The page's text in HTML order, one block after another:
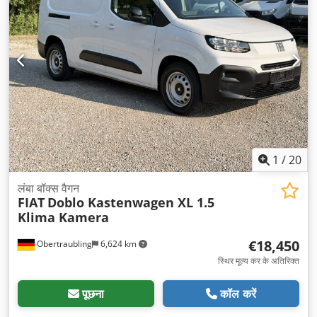
1 /20
Obertraubling 6,624 km
लंबा बॉक्स वैगन
FIAT Doblo Kastenwagen XL 1.5
Klima Kamera
€18,450
स्थिर मूल्य कर के अतिरिक्त
पूछना कॉल करें